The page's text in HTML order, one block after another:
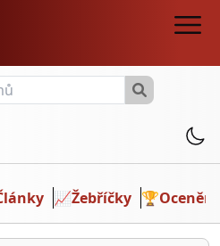
📈Žebříčky 🏆Ocenění